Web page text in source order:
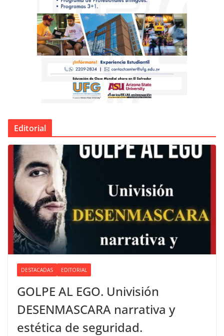
Editorial
DESTACADAS EDITORIAL
GOLPE AL EGO. Univisión
DESENMASCARA narrativa y
estética de seguridad.